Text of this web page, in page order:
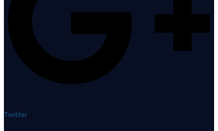
Twitter